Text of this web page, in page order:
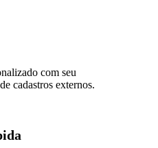
com seu
cadastros externos.